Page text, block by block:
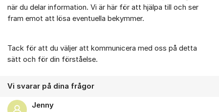
när du delar information. Vi är här för att hjälpa till och ser
fram emot att lösa eventuella bekymmer.
Tack för att du väljer att kommunicera med oss på detta
sätt och för din förståelse.
Vi svarar på dina frågor
Jenny